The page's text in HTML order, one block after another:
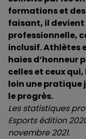
formations et
faisant, il
professionnelle,
inclusif. Athlètes
haies d’honneur
celles et ceux
loin une pratique
le progrès.
Les statistiques
Esports édition
novembre 2021.